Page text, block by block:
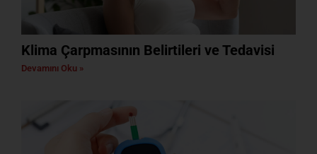
Klima Çarpmasının Belirtileri ve Tedavisi
Devamını Oku »